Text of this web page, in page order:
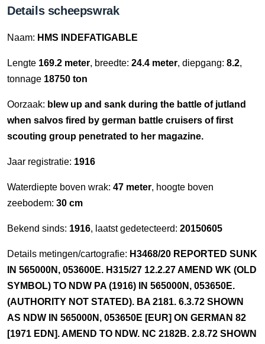
Details scheepswrak
Naam: HMS INDEFATIGABLE
Lengte 169.2 meter, breedte: 24.4 meter, diepgang: 8.2,
tonnage 18750 ton
Oorzaak: blew up and sank during the battle of jutland
when salvos fired by german battle cruisers of first
scouting group penetrated to her magazine.
Jaar registratie: 1916
Waterdiepte boven wrak: 47 meter, hoogte boven
zeebodem: 30 cm
Bekend sinds: 1916, laatst gedetecteerd: 20150605
Details metingen/cartografie: H3468/20 REPORTED SUNK
IN 565000N, 053600E. H315/27 12.2.27 AMEND WK (OLD
SYMBOL) TO NDW PA (1916) IN 565000N, 053650E.
(AUTHORITY NOT STATED). BA 2181. 6.3.72 SHOWN
AS NDW IN 565000N, 053650E [EUR] ON GERMAN 82
[1971 EDN]. AMEND TO NDW. NC 2182B. 2.8.72 SHOWN